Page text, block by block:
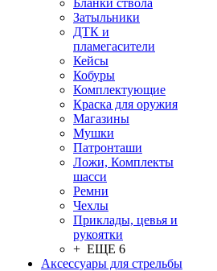
Бланки ствола
Затыльники
ДТК и
пламегасители
Кейсы
Кобуры
Комплектующие
Краска для оружия
Магазины
Мушки
Патронташи
Ложи, Комплекты
шасси
Ремни
Чехлы
Приклады, цевья и
рукоятки
+ ЕЩЕ 6
Аксессуары для стрельбы